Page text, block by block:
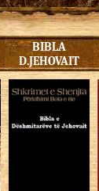
BIBLA
D.JEHOVAIT